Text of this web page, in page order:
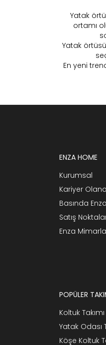
Yatak
ortamı
Yatak
En yeni
ENZA HOME
Kurumsal
Kariyer
Basında
Satış
Enza
POPÜLER
Koltuk Takımı
Yatak Odası
Köşe Koltuk